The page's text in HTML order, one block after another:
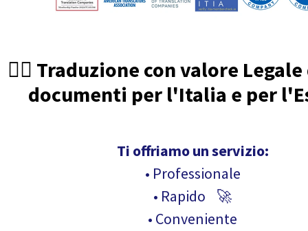
🧑‍⚖️ Traduzione con valore
documenti per l'Italia e per
Ti offriamo un servizio:
• Professionale
• Rapido 🚀
• Conveniente